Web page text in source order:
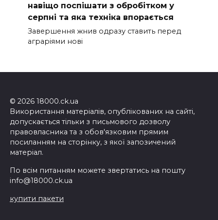
навіщо поспішати з обробітком у
серпні та яка техніка впорається
Завершення жнив одразу ставить перед
аграріями нові
© 2026 18000.ck.ua
Використання матеріалів, опублікованих на сайті,
допускається тільки з письмового дозволу
правовласника та з обов'язковим прямим
посиланням на сторінку, з якої запозичений
матеріал.
По всім питанням можете звертатись на пошту
info@18000.ck.ua
купити пакети